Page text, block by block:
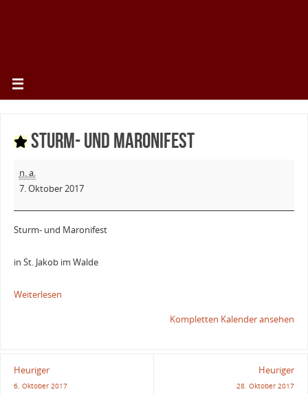
Sturm- und Maronifest
n. a.
7. Oktober 2017
Sturm- und Maronifest
in St. Jakob im Walde
Weiterlesen
Kompletten Kalender ansehen
Heuriger
6. Oktober 2017
Heuriger
28. Oktober 2017